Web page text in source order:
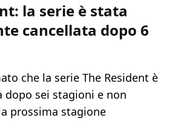
la serie è stata
cancellata dopo 6
che la serie The Resident è
dopo sei stagioni e non
prossima stagione